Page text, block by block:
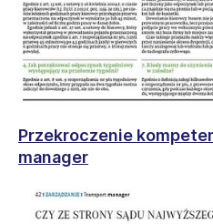
Przekroczenie
manager